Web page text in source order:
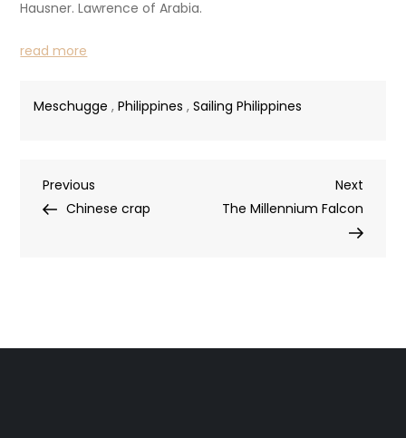
Hausner. Lawrence of Arabia.
read more
Meschugge ,Philippines ,Sailing Philippines
Post
Previous
Post
Previous
Chinese crap
Next
Post
Next
The Millennium Falcon